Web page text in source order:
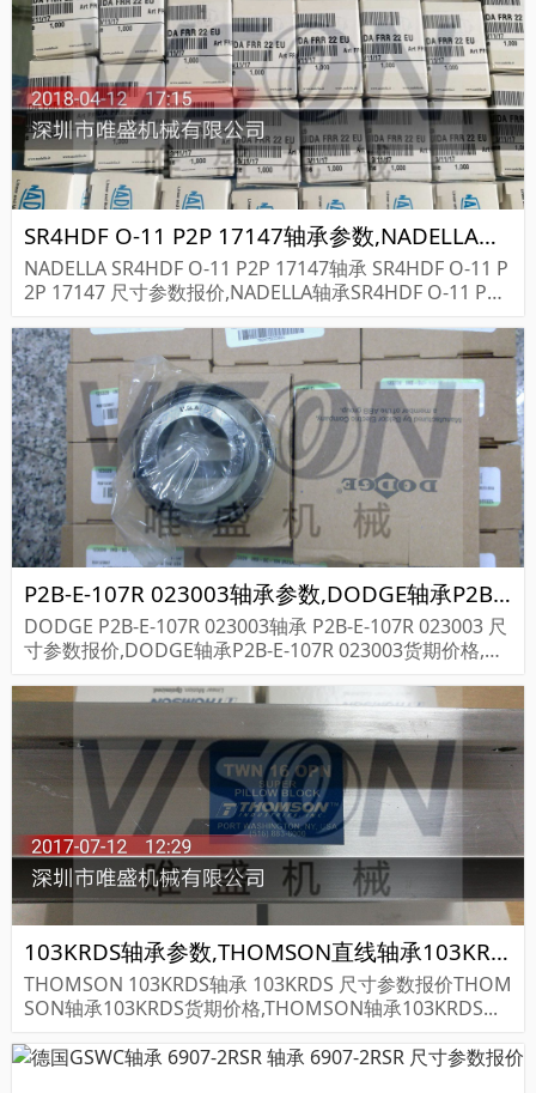
SR4HDF O-11 P2P 17147轴承参数,NADELLA轴承SR4HDF O-11 P2P 17147重量
NADELLA SR4HDF O-11 P2P 17147轴承 SR4HDF O-11 P
2P 17147 尺寸参数报价,NADELLA轴承SR4HDF O-11 P2P
P2B-E-107R 023003轴承参数,DODGE轴承P2B-E-107R 023003重量
DODGE P2B-E-107R 023003轴承 P2B-E-107R 023003 尺
寸参数报价,DODGE轴承P2B-E-107R 023003货期价格,D
103KRDS轴承参数,THOMSON直线轴承103KRDS重量
THOMSON 103KRDS轴承 103KRDS 尺寸参数报价THOM
SON轴承103KRDS货期价格,THOMSON轴承103KRDS...